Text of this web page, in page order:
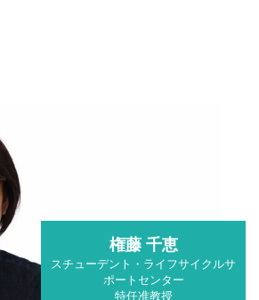
権藤 千恵
スチューデント・ライフサイクルサ
ポートセンター
特任准教授